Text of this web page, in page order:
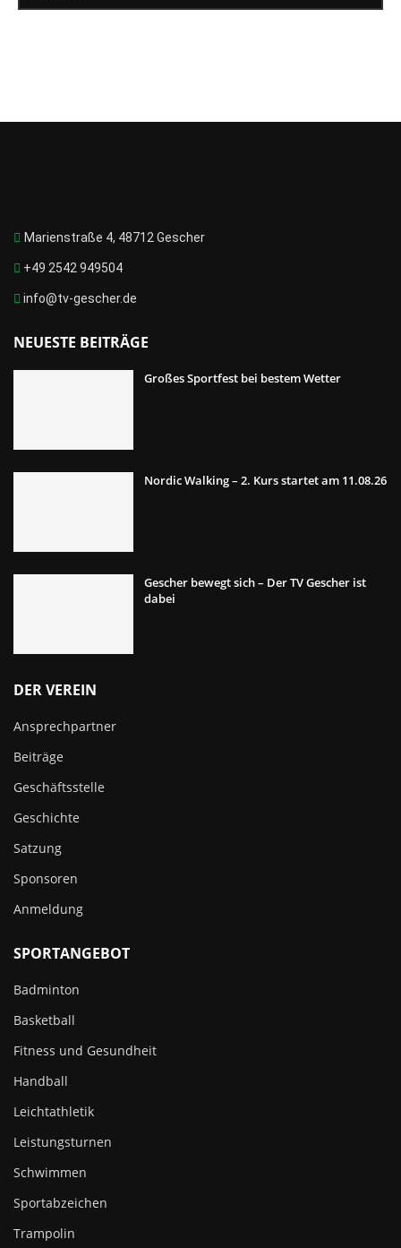
Marienstraße 4, 48712 Gescher
+49 2542 949504
info@tv-gescher.de
NEUESTE BEITRÄGE
Großes Sportfest bei bestem Wetter
Nordic Walking – 2. Kurs startet am 11.08.26
Gescher bewegt sich – Der TV Gescher ist
dabei
DER VEREIN
Ansprechpartner
Beiträge
Geschäftsstelle
Geschichte
Satzung
Sponsoren
Anmeldung
SPORTANGEBOT
Badminton
Basketball
Fitness und Gesundheit
Handball
Leichtathletik
Leistungsturnen
Schwimmen
Sportabzeichen
Trampolin